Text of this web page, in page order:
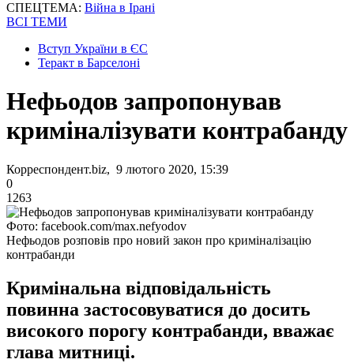
СПЕЦТЕМА: Війна в Ірані
ВСІ ТЕМИ
Вступ України в ЄС
Теракт в Барселоні
Нефьодов запропонував
криміналізувати контрабанду
Корреспондент.biz, 9 лютого 2020, 15:39
0
1263
Фото: facebook.com/max.nefyodov
Нефьодов розповів про новий закон про криміналізацію
контрабанди
Кримінальна відповідальність
повинна застосовуватися до досить
високого порогу контрабанди, вважає
глава митниці.